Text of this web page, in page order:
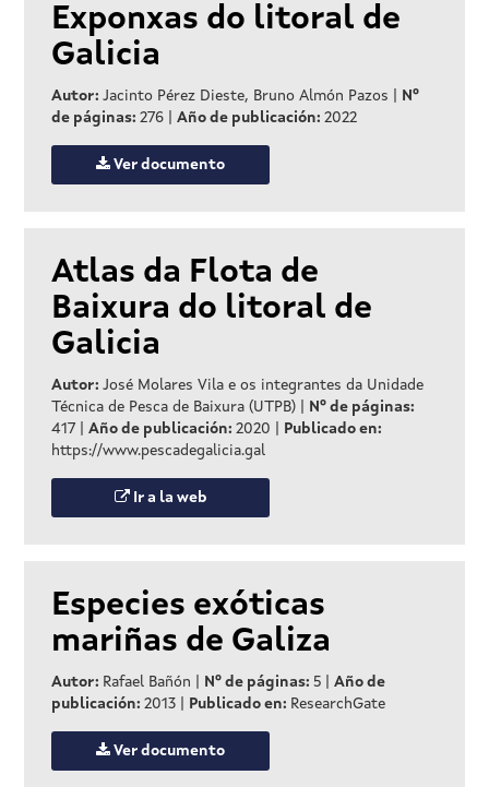
Exponxas do litoral de
Galicia
Autor:Jacinto Pérez Dieste, Bruno Almón Pazos
Nº
de páginas:276 |Año de publicación:2022
Ver documento
Atlas da Flota de
Baixura do litoral de
Galicia
Autor:José Molares Vila e os integrantes da Unidade
Técnica de Pesca de Baixura (UTPB)
Nº de páginas:
417 |Año de publicación:2020
Publicado en:
https://www.pescadegalicia.gal
Ir a la web
Especies exóticas
mariñas de Galiza
Autor: Rafael Bañón Nº de páginas:5 |Año de
publicación:2013 Publicado en: ResearchGate
Ver documento